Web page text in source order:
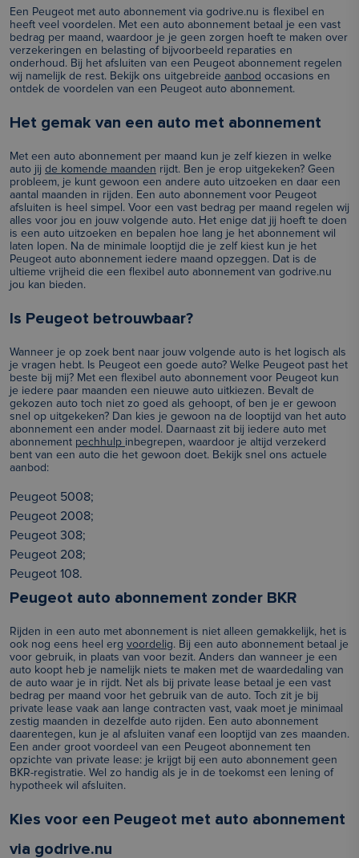
Een Peugeot met auto abonnement via godrive.nu is flexibel en
heeft veel voordelen. Met een auto abonnement betaal je een vast
bedrag per maand, waardoor je je geen zorgen hoeft te maken over
verzekeringen en belasting of bijvoorbeeld reparaties en
onderhoud. Bij het afsluiten van een Peugeot abonnement regelen
wij namelijk de rest. Bekijk ons uitgebreide aanbod occasions en
ontdek de voordelen van een Peugeot auto abonnement.
Het gemak van een auto met abonnement
Met een auto abonnement per maand kun je zelf kiezen in welke
auto jij de komende maanden rijdt. Ben je erop uitgekeken? Geen
probleem, je kunt gewoon een andere auto uitzoeken en daar een
aantal maanden in rijden. Een auto abonnement voor Peugeot
afsluiten is heel simpel. Voor een vast bedrag per maand regelen wij
alles voor jou en jouw volgende auto. Het enige dat jij hoeft te doen
is een auto uitzoeken en bepalen hoe lang je het abonnement wil
laten lopen. Na de minimale looptijd die je zelf kiest kun je het
Peugeot auto abonnement iedere maand opzeggen. Dat is de
ultieme vrijheid die een flexibel auto abonnement van godrive.nu
jou kan bieden.
Is Peugeot betrouwbaar?
Wanneer je op zoek bent naar jouw volgende auto is het logisch als
je vragen hebt. Is Peugeot een goede auto? Welke Peugeot past het
beste bij mij? Met een flexibel auto abonnement voor Peugeot kun
je iedere paar maanden een nieuwe auto uitkiezen. Bevalt de
gekozen auto toch niet zo goed als gehoopt, of ben je er gewoon
snel op uitgekeken? Dan kies je gewoon na de looptijd van het auto
abonnement een ander model. Daarnaast zit bij iedere auto met
abonnement pechhulp inbegrepen, waardoor je altijd verzekerd
bent van een auto die het gewoon doet. Bekijk snel ons actuele
aanbod:
Peugeot 5008;
Peugeot 2008;
Peugeot 308;
Peugeot 208;
Peugeot 108.
Peugeot auto abonnement zonder BKR
Rijden in een auto met abonnement is niet alleen gemakkelijk, het is
ook nog eens heel erg voordelig. Bij een auto abonnement betaal je
voor gebruik, in plaats van voor bezit. Anders dan wanneer je een
auto koopt heb je namelijk niets te maken met de waardedaling van
de auto waar je in rijdt. Net als bij private lease betaal je een vast
bedrag per maand voor het gebruik van de auto. Toch zit je bij
private lease vaak aan lange contracten vast, vaak moet je minimaal
zestig maanden in dezelfde auto rijden. Een auto abonnement
daarentegen, kun je al afsluiten vanaf een looptijd van zes maanden.
Een ander groot voordeel van een Peugeot abonnement ten
opzichte van private lease: je krijgt bij een auto abonnement geen
BKR-registratie. Wel zo handig als je in de toekomst een lening of
hypotheek wil afsluiten.
Kies voor een Peugeot met auto abonnement
via godrive.nu